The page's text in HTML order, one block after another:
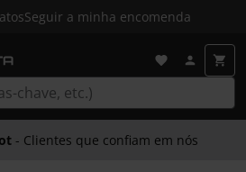
Seguir a minha encomenda
- Clientes que confiam em nós